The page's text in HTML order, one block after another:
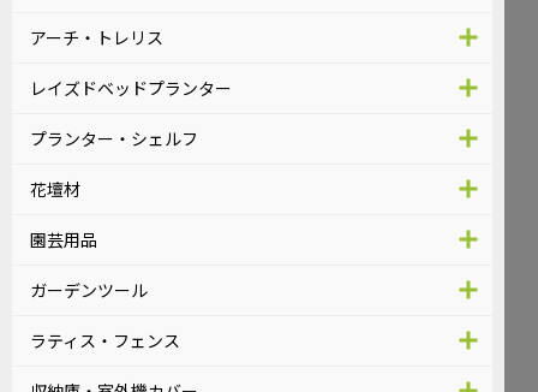
アーチ・トレリス
レイズドベッドプランター
プランター・シェルフ
花壇材
園芸用品
ガーデンツール
ラティス・フェンス